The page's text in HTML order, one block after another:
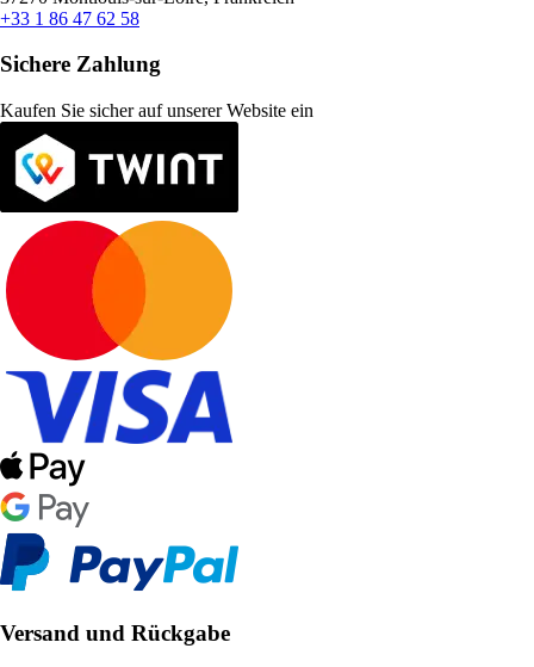
+33 1 86 47 62 58
Sichere Zahlung
Kaufen Sie sicher auf unserer Website ein
Versand und Rückgabe